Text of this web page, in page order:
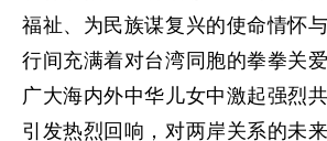
福祉、为民族谋复兴的使命情怀
行间充满着对台湾同胞的拳拳关
广大海内外中华儿女中激起强烈
引发热烈回响，对两岸关系的未